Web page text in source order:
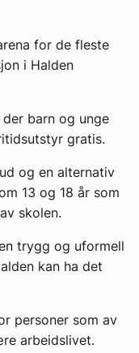
for de fleste
i Halden
barn og unge
gratis.
og en alternativ
13 og 18 år som
skolen.
trygg og uformell
kan ha det
personer som av
arbeidslivet.